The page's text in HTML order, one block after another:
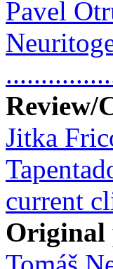
Pavel
Review/
Jitka
current
Original